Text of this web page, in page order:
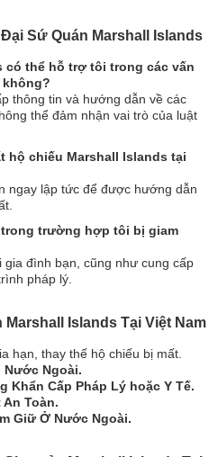
Sứ Quán Marshall Islands
có thể hỗ trợ tôi trong các vấn
thông tin và hướng dẫn về các
thể đảm nhận vai trò của luật
hộ chiếu Marshall Islands tại
ngay lập tức để được hướng dẫn
trường hợp tôi bị giam
đình bạn, cũng như cung cấp
pháp lý.
Islands Tại Việt Nam
hạn, thay thế hộ chiếu bị mất.
Nước Ngoài.
Khẩn Cấp Pháp Lý hoặc Y Tế.
Toàn.
Giữ Ở Nước Ngoài.